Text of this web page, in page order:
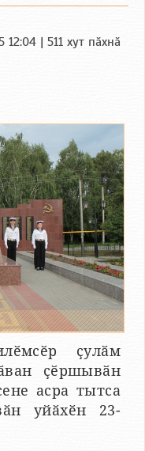
12:04 | 511 хут пӑхнӑ
ҫулӑм
ҫӗршывӑн
асра тытса
уйӑхӗн 23-